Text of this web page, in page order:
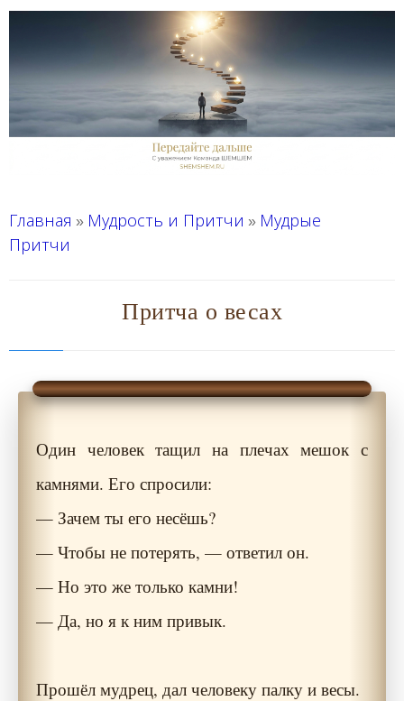
Главная » Мудрость и Притчи » Мудрые
Притчи
Притча о весах
Один человек тащил на плечах мешок с
камнями. Его спросили:
— Зачем ты его несёшь?
— Чтобы не потерять, — ответил он.
— Но это же только камни!
— Да, но я к ним привык.
Прошёл мудрец, дал человеку палку и весы.